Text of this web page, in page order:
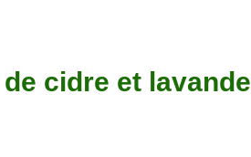
cidre et lavande